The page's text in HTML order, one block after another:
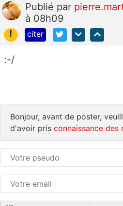
Publié par
à 08h09
!
citer
:-/
Bonjour, avant de poster,
d'avoir pris connaissance des